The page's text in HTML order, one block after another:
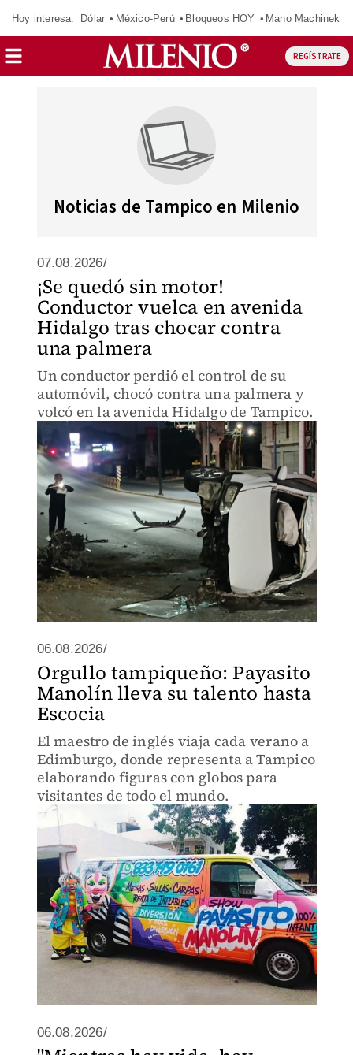
Hoy interesa: Dólar México-Perú Bloqueos HOY Mano Machinek
REGÍSTRATE
Noticias de Tampico en Milenio
07.08.2026/
¡Se quedó sin motor!
Conductor vuelca en avenida
Hidalgo tras chocar contra
una palmera
Un conductor perdió el control de su
automóvil, chocó contra una palmera y
volcó en la avenida Hidalgo de Tampico.
06.08.2026/
Orgullo tampiqueño: Payasito
Manolín lleva su talento hasta
Escocia
El maestro de inglés viaja cada verano a
Edimburgo, donde representa a Tampico
elaborando figuras con globos para
visitantes de todo el mundo.
06.08.2026/